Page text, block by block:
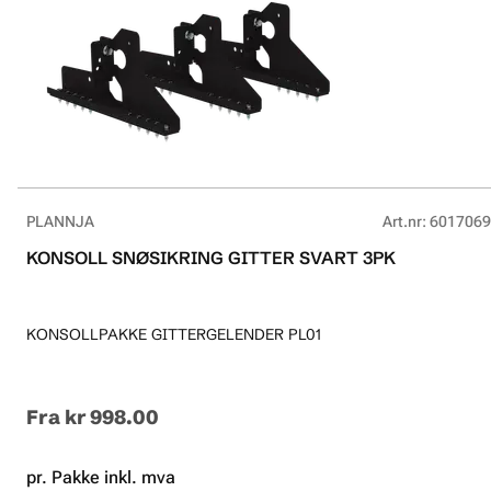
PLANNJA Art.nr:
KONSOLL SNØSIKRING GITTER SVART 3PK
KONSOLLPAKKE GITTERGELENDER PL01
Fra kr 998.00
pr. Pakke inkl. mva